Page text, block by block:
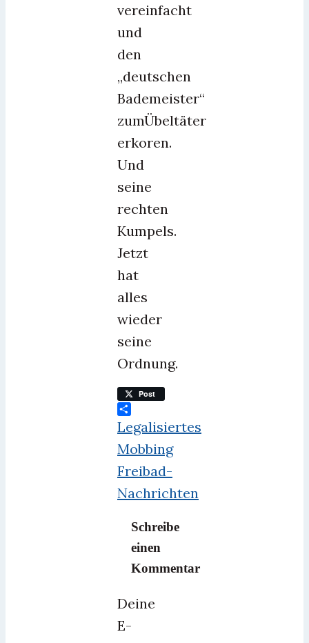
vereinfacht
und
den
„deutschen
Bademeister“
zumÜbeltäter
erkoren.
Und
seine
rechten
Kumpels.
Jetzt
hat
alles
wieder
seine
Ordnung.
Post
Teilen
Legalisiertes
Mobbing
Freibad-
Nachrichten
Schreibe
einen
Kommentar
Deine
E-